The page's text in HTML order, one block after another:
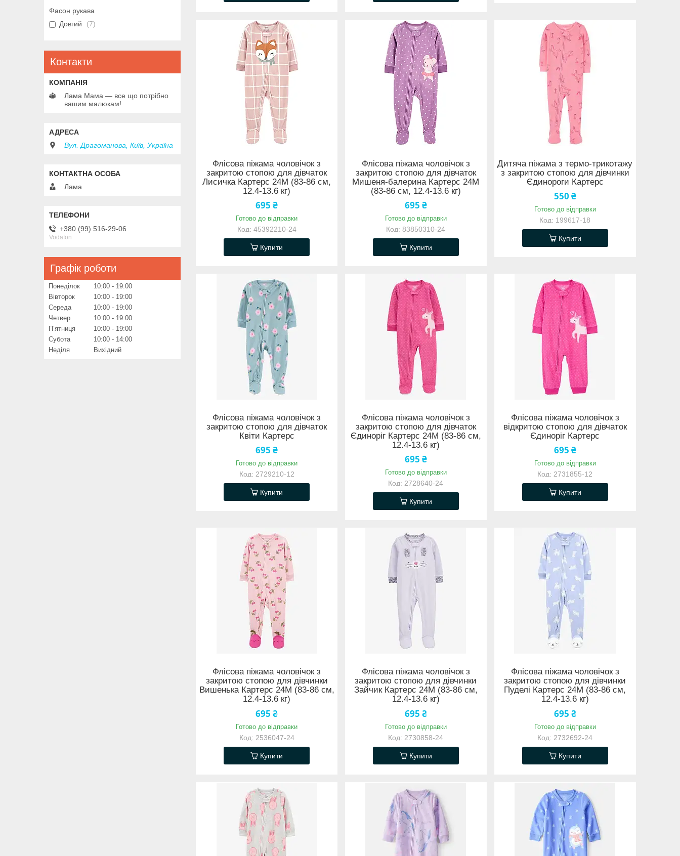
Флісова піжама чоловічок з
закритою стопою для дівчаток
Лисичка Картерс 24М (83-86 см,
12.4-13.6 кг)
695 ₴
Готово до відправки
45392210-24
Купити
Флісова піжама чоловічок з
закритою стопою для дівчаток
Мишеня-балерина Картерс 24М
(83-86 см, 12.4-13.6 кг)
695 ₴
Готово до відправки
83850310-24
Купити
Дитяча піжама з термо-трикотажу
з закритою стопою для дівчинки
Єдинороги Картерс
550 ₴
Готово до відправки
199617-18
Купити
Флісова піжама чоловічок з
закритою стопою для дівчаток
Квіти Картерс
695 ₴
Готово до відправки
2729210-12
Купити
Флісова піжама чоловічок з
закритою стопою для дівчаток
Єдиноріг Картерс 24М (83-86 см,
12.4-13.6 кг)
695 ₴
Готово до відправки
2728640-24
Купити
Флісова піжама чоловічок з
відкритою стопою для дівчаток
Єдиноріг Картерс
695 ₴
Готово до відправки
2731855-12
Купити
Флісова піжама чоловічок з
закритою стопою для дівчинки
Вишенька Картерс 24М (83-86 см,
12.4-13.6 кг)
695 ₴
Готово до відправки
2536047-24
Купити
Флісова піжама чоловічок з
закритою стопою для дівчинки
Зайчик Картерс 24М (83-86 см,
12.4-13.6 кг)
695 ₴
Готово до відправки
2730858-24
Купити
Флісова піжама чоловічок з
закритою стопою для дівчинки
Пуделі Картерс 24М (83-86 см,
12.4-13.6 кг)
695 ₴
Готово до відправки
2732692-24
Купити
Фасон рукава
Довгий
7
Контакти
Лама Мама — все що потрібно
вашим малюкам!
Вул. Драгоманова, Київ, Україна
Лама
+380 (99) 516-29-06
Vodafon
Графік роботи
Понеділок 10:00
19:00
Вівторок
10:00
19:00
Середа
10:00
19:00
Четвер
10:00
19:00
Пʼятниця
10:00
19:00
Субота
10:00
14:00
Неділя
Вихідний